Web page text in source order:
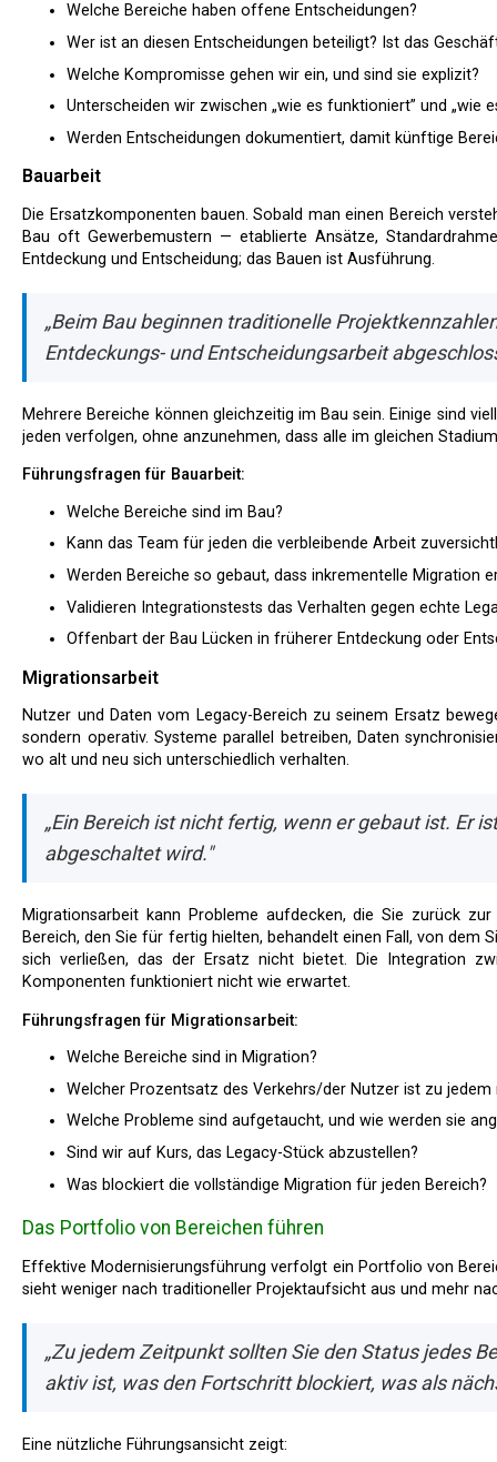
Welche Bereiche haben offene Entscheidungen?
Wer ist an diesen Entscheidungen beteiligt? Ist das
Welche Kompromisse gehen wir ein, und sind sie explizit?
Unterscheiden wir zwischen „wie es funktioniert” und „wie
Werden Entscheidungen dokumentiert, damit künftige
Bauarbeit
Die Ersatzkomponenten bauen. Sobald man einen Bereich versteht und entschieden hat, was sein Ersatz tun soll, folgt der
Bau oft Gewerbemustern — etablierte Ansätze,
Entdeckung und Entscheidung; das Bauen ist Ausführung.
„Beim Bau beginnen traditionelle
Entdeckungs- und Entscheidungsarbeit
Mehrere Bereiche können gleichzeitig im Bau sein. Einige sind vielleicht fast fertig; andere fangen gerade an. Führung muss
jeden verfolgen, ohne anzunehmen, dass alle im gleichen
Führungsfragen für Bauarbeit:
Welche Bereiche sind im Bau?
Kann das Team für jeden die verbleibende Arbeit
Werden Bereiche so gebaut, dass inkrementelle Migration
Validieren Integrationstests das Verhalten gegen echte
Offenbart der Bau Lücken in früherer Entdeckung oder
Migrationsarbeit
Nutzer und Daten vom Legacy-Bereich zu seinem Ersatz bewegen. Das ist oft die schwierigste Arbeit — nicht technisch,
sondern operativ. Systeme parallel betreiben, Daten
wo alt und neu sich unterschiedlich verhalten.
„Ein Bereich ist nicht fertig, wenn er gebaut ist. Er
abgeschaltet wird."
Migrationsarbeit kann Probleme aufdecken, die Sie zurück zur Entdeckung, Entscheidung oder zum Bau schicken. Ein
Bereich, den Sie für fertig hielten, behandelt einen Fall, von dem
sich verließen, das der Ersatz nicht bietet. Die Integration
Komponenten funktioniert nicht wie erwartet.
Führungsfragen für Migrationsarbeit:
Welche Bereiche sind in Migration?
Welcher Prozentsatz des Verkehrs/der Nutzer ist zu jedem
Welche Probleme sind aufgetaucht, und wie werden sie
Sind wir auf Kurs, das Legacy-Stück abzustellen?
Was blockiert die vollständige Migration für jeden Bereich?
Das Portfolio von Bereichen führen
Effektive Modernisierungsführung verfolgt ein Portfolio von Bereichen, von denen jeder in seinem eigenen Stadium ist. Das
sieht weniger nach traditioneller Projektaufsicht aus und mehr
„Zu jedem Zeitpunkt sollten Sie den Status jedes
aktiv ist, was den Fortschritt blockiert, was als
Eine nützliche Führungsansicht zeigt: